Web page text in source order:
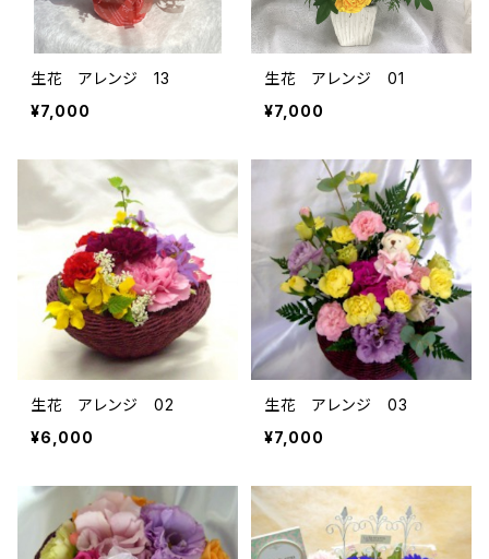
生花 アレンジ 13
¥7,000
生花 アレンジ 01
¥7,000
生花 アレンジ 02
¥6,000
生花 アレンジ 03
¥7,000